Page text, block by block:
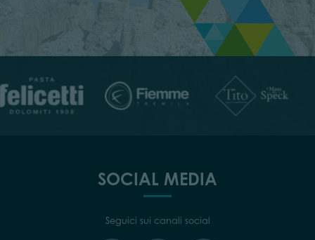
SOCIAL MEDIA
Seguici sui canali social